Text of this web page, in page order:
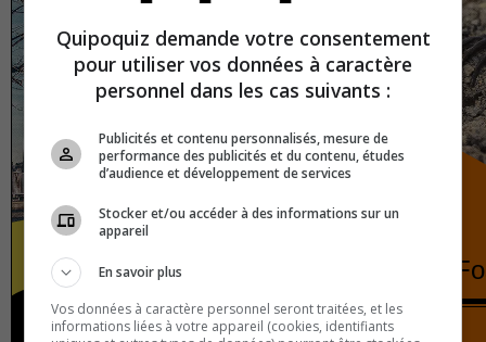
France
Quipoquiz demande votre consentement
pour utiliser vos données à caractère
personnel dans les cas suivants :
Publicités et contenu personnalisés, mesure de
performance des publicités et du contenu, études
d’audience et développement de services
Stocker et/ou accéder à des informations sur un
appareil
En savoir plus
Vos données à caractère personnel seront traitées, et les
informations liées à votre appareil (cookies, identifiants